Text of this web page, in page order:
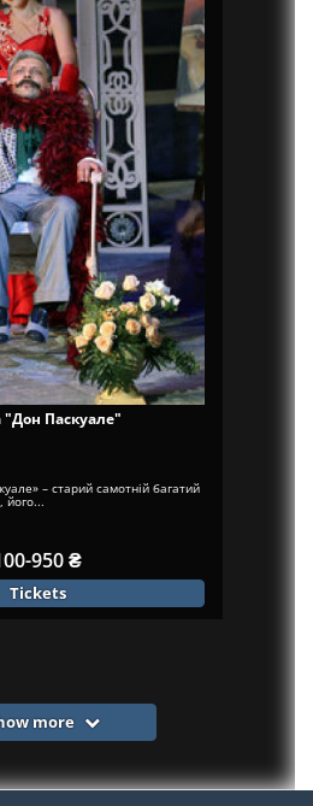
Паскуале"
– старий самотній багатий
його...
950 ₴
Tickets
more